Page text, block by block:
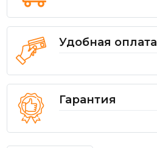
Удобная оплата
Гарантия